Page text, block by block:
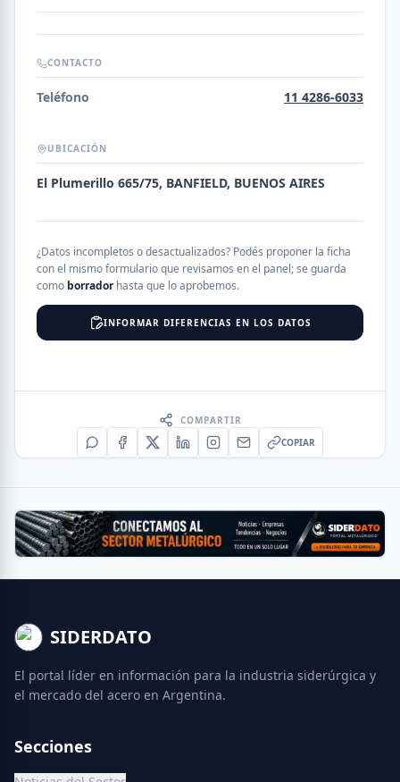
CONTACTO
Teléfono 11 4286-6033
UBICACIÓN
El Plumerillo 665/75, BANFIELD, BUENOS AIRES
¿Datos incompletos o desactualizados? Podés proponer la ficha
con el mismo formulario que revisamos en el panel; se guarda
como borradorhasta que lo aprobemos.
INFORMAR DIFERENCIAS EN LOS DATOS
COMPARTIR
COPIAR
SIDERDATO
El portal líder en información para la industria siderúrgica y
el mercado del acero en Argentina.
Secciones